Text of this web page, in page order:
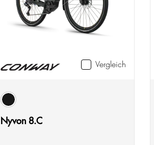
Vergleich
Farbe
black matt/reflective
Nyvon 8.C